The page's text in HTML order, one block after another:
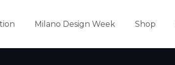
Milano Design Week Shop